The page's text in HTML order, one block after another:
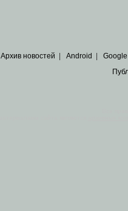
Архив новостей Android Google